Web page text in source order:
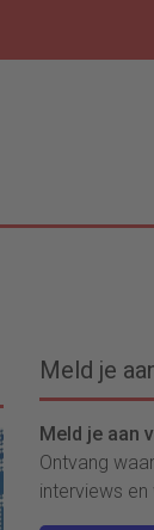
Meld je
Meld je aan
Ontvang
interviews